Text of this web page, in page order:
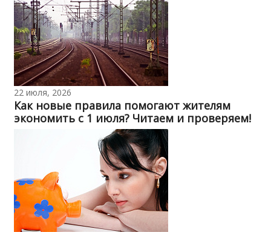
22 июля, 2026
Как новые правила помогают жителям
экономить с 1 июля? Читаем и проверяем!